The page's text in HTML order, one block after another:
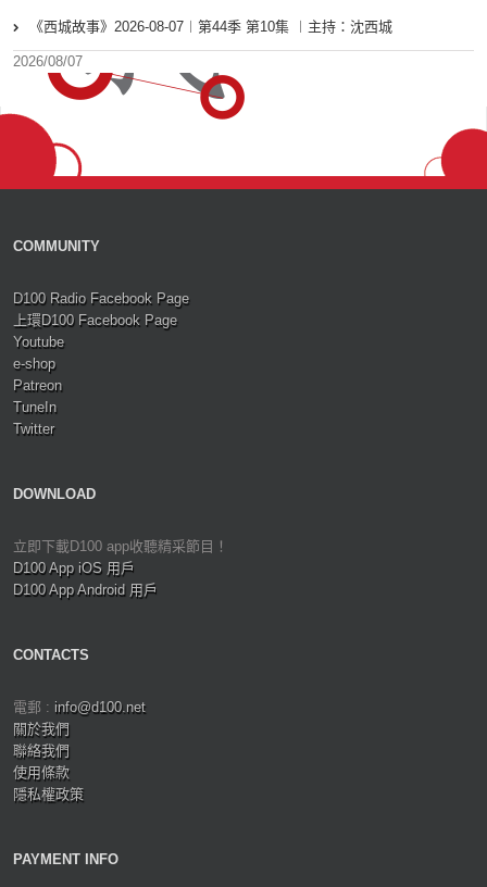
《西城故事》2026-08-07︱第44季 第10集 ︱主持：沈西城
2026/08/07
COMMUNITY
D100 Radio Facebook Page
上環D100 Facebook Page
Youtube
e-shop
Patreon
TuneIn
Twitter
DOWNLOAD
立即下載D100 app收聽精采節目！
D100 App iOS 用戶
D100 App Android 用戶
CONTACTS
電郵 : info@d100.net
關於我們
聯絡我們
使用條款
隱私權政策
PAYMENT INFO